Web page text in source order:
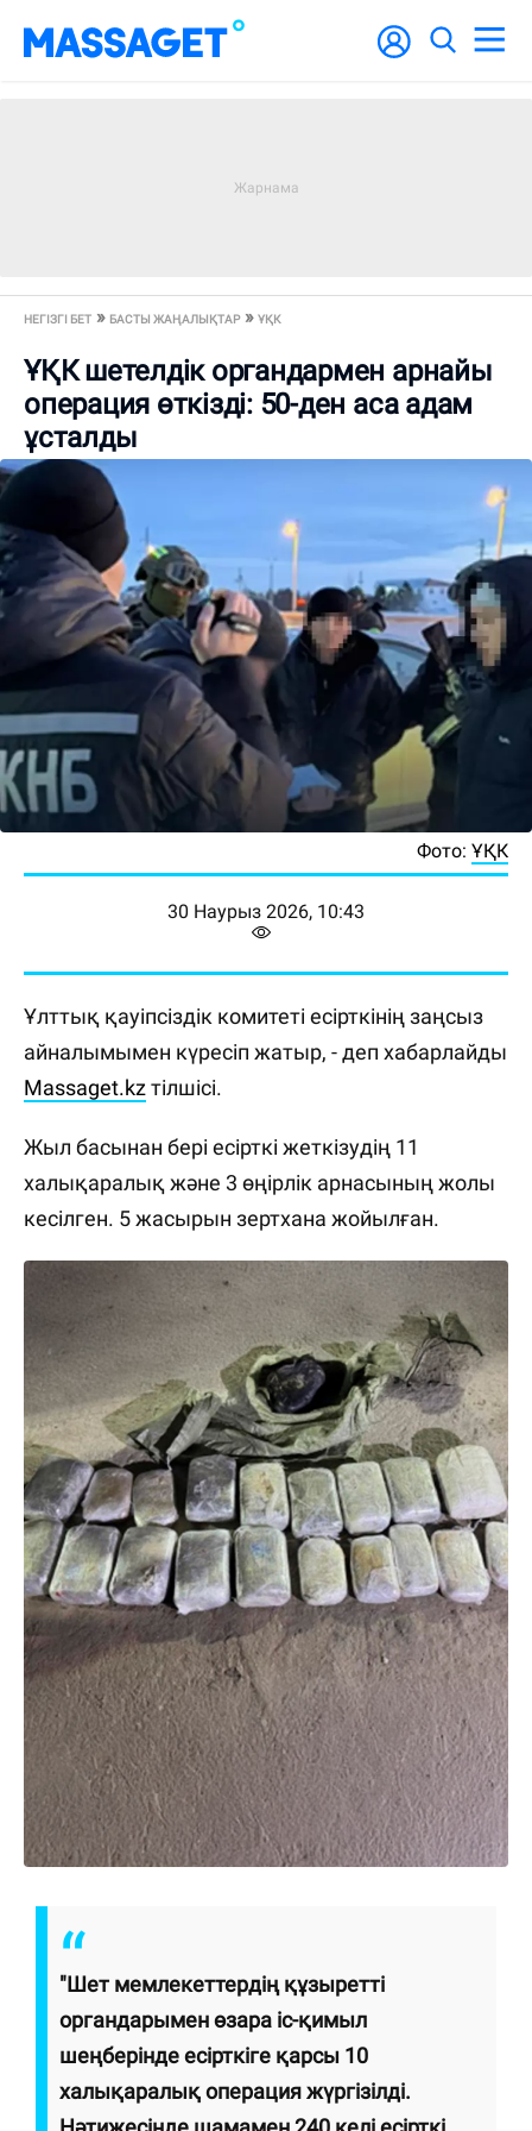
НЕГІЗГІ БЕТ БАСТЫ ЖАҢАЛЫҚТАР ҰҚК
ҰҚК шетелдік органдармен арнайы
операция өткізді: 50-ден аса адам
ұсталды
Фото: ҰҚК
30 Наурыз 2026, 10:43
Ұлттық қауіпсіздік комитеті есірткінің заңсыз
айналымымен күресіп жатыр, - деп хабарлайды
Massaget.kzтілшісі.
Жыл басынан бері есірткі жеткізудің 11
халықаралық және 3 өңірлік арнасының жолы
кесілген. 5 жасырын зертхана жойылған.
"Шет мемлекеттердің құзыретті
органдарымен өзара іс-қимыл
шеңберінде есірткіге қарсы 10
халықаралық операция жүргізілді.